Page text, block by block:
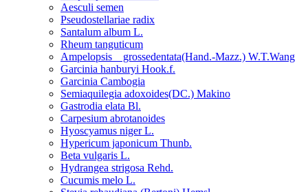
Aesculi semen
Pseudostellariae radix
Santalum album L.
Rheum tanguticum
Ampelopsis grossedentata(Hand.-Mazz.) W.T.Wang
Garcinia hanburyi Hook.f.
Garcinia Cambogia
Semiaquilegia adoxoides(DC.) Makino
Gastrodia elata Bl.
Carpesium abrotanoides
Hyoscyamus niger L.
Hypericum japonicum Thunb.
Beta vulgaris L.
Hydrangea strigosa Rehd.
Cucumis melo L.